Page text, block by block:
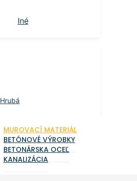
Iné
Hrubá
MUROVACÍ MATERIÁL
BETÓNOVÉ VÝROBKY
BETONÁRSKA OCEĽ
KANALIZÁCIA